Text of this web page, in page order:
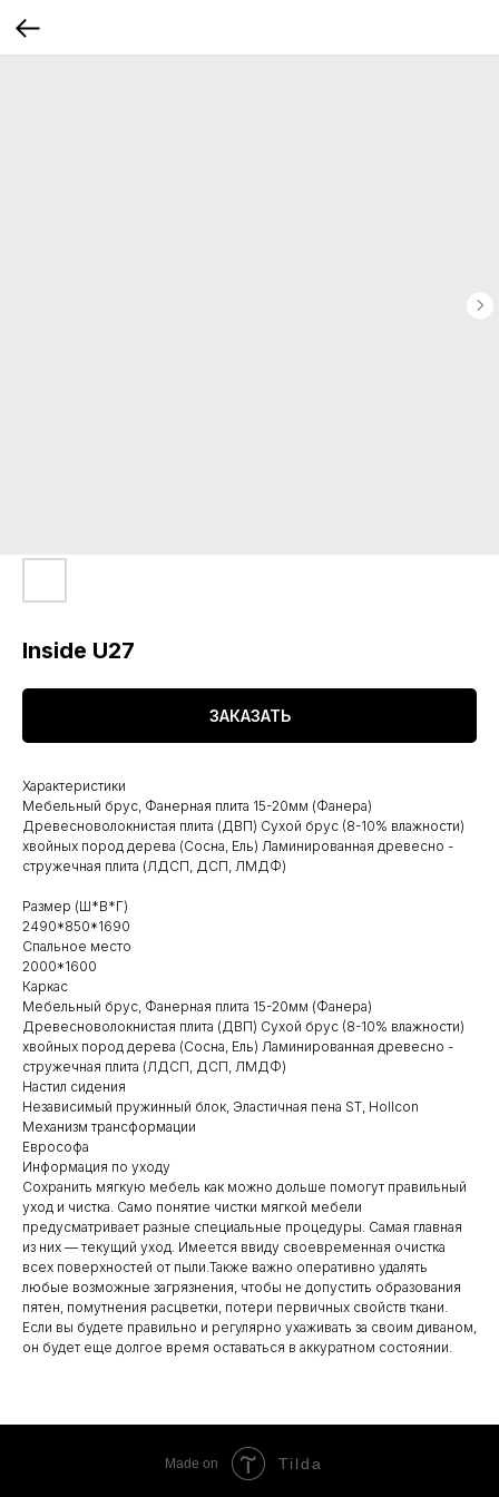
Inside U27
ЗАКАЗАТЬ
Характеристики
Мебельный брус, Фанерная плита 15-20мм (Фанера)
Древесноволокнистая плита (ДВП) Сухой брус (8-10% влажности)
хвойных пород дерева (Сосна, Ель) Ламинированная древесно -
стружечная плита (ЛДСП, ДСП, ЛМДФ)
Размер (Ш*В*Г)
2490*850*1690
Спальное место
2000*1600
Каркас
Мебельный брус, Фанерная плита 15-20мм (Фанера)
Древесноволокнистая плита (ДВП) Сухой брус (8-10% влажности)
хвойных пород дерева (Сосна, Ель) Ламинированная древесно -
стружечная плита (ЛДСП, ДСП, ЛМДФ)
Настил сидения
Независимый пружинный блок, Эластичная пена ST, Hollcon
Механизм трансформации
Еврософа
Информация по уходу
Сохранить мягкую мебель как можно дольше помогут правильный
уход и чистка. Само понятие чистки мягкой мебели
предусматривает разные специальные процедуры. Самая главная
из них — текущий уход. Имеется ввиду своевременная очистка
всех поверхностей от пыли.Также важно оперативно удалять
любые возможные загрязнения, чтобы не допустить образования
пятен, помутнения расцветки, потери первичных свойств ткани.
Если вы будете правильно и регулярно ухаживать за своим диваном,
он будет еще долгое время оставаться в аккуратном состоянии.
Made on Tilda